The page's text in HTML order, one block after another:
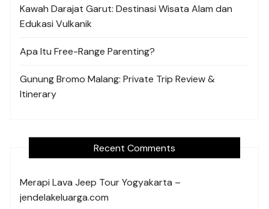
Kawah Darajat Garut: Destinasi Wisata Alam dan
Edukasi Vulkanik
Apa Itu Free-Range Parenting?
Gunung Bromo Malang: Private Trip Review &
Itinerary
Recent Comments
Merapi Lava Jeep Tour Yogyakarta –
jendelakeluarga.com